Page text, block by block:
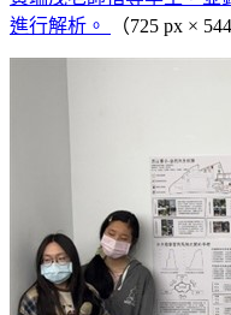
進行解析。
（725 px ×